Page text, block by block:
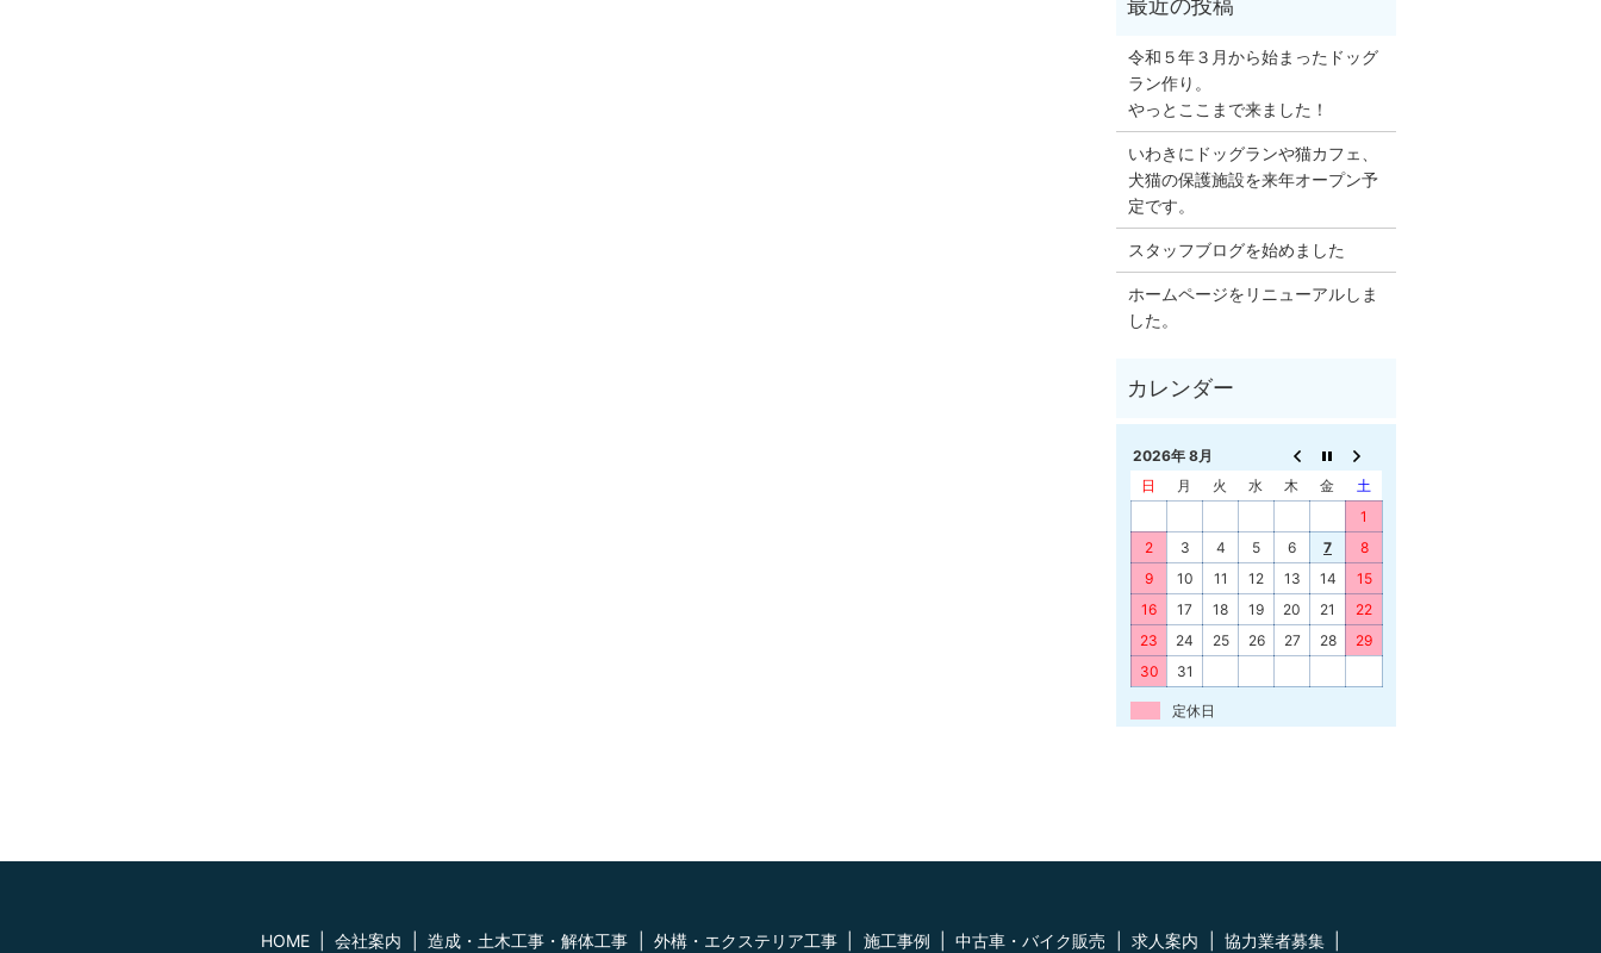
令和５年３月から始まったドッグ
ラン作り。
やっとここまで来ました！
いわきにドッグランや猫カフェ、
犬猫の保護施設を来年オープン予
定です。
スタッフブログを始めました
ホームページをリニューアルしま
した。
2026年 8月
日
月 火 水 木 金
土
1
2
3 4 5 6 7
8
9
10 11 12 13 14
15
16
17 18 19 20 21
22
23
24 25 26 27 28
29
30
31
定休日
HOME 会社案内 造成・土木工事・解体工事 外構・エクステリア工事 施工事例 中古車・バイク販売 求人案内 協力業者募集